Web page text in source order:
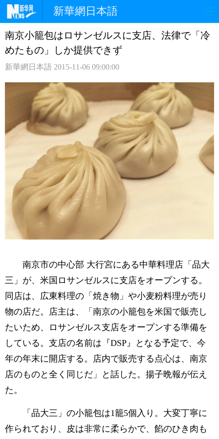
新華網日本語
ホームページ 政治 経済
観光 写真
中日対訳
南京小籠包はロサンゼルスに支店、法律で「冷
めたもの」しか提供できず
新華網日本語 2015-11-06 09:00:00
南京市の中心部 大行宮にある中華料理店「品大
三」が、米国ロサンゼルスに支店をオープンする。
同店は、広東料理の「焼き物」や小麦粉料理が売り
物の店だ。店主は、「南京の小籠包を米国で販売し
たいため、ロサンゼルス支店をオープンする準備を
している。支店の名前は『DSP』となる予定で、今
年の年末に開店する。店内で販売する点心は、南京
店のものと全く同じだ」と話した。揚子晩報が伝え
た。
「品大三」の小籠包は1籠5個入り。大変丁寧に
作られており、皮は非常に柔らかで、餡のひき肉も